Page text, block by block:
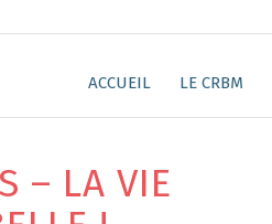
ACCUEIL LE CRBM
– LA VIE